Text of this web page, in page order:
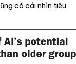
có cái nhìn tiêu